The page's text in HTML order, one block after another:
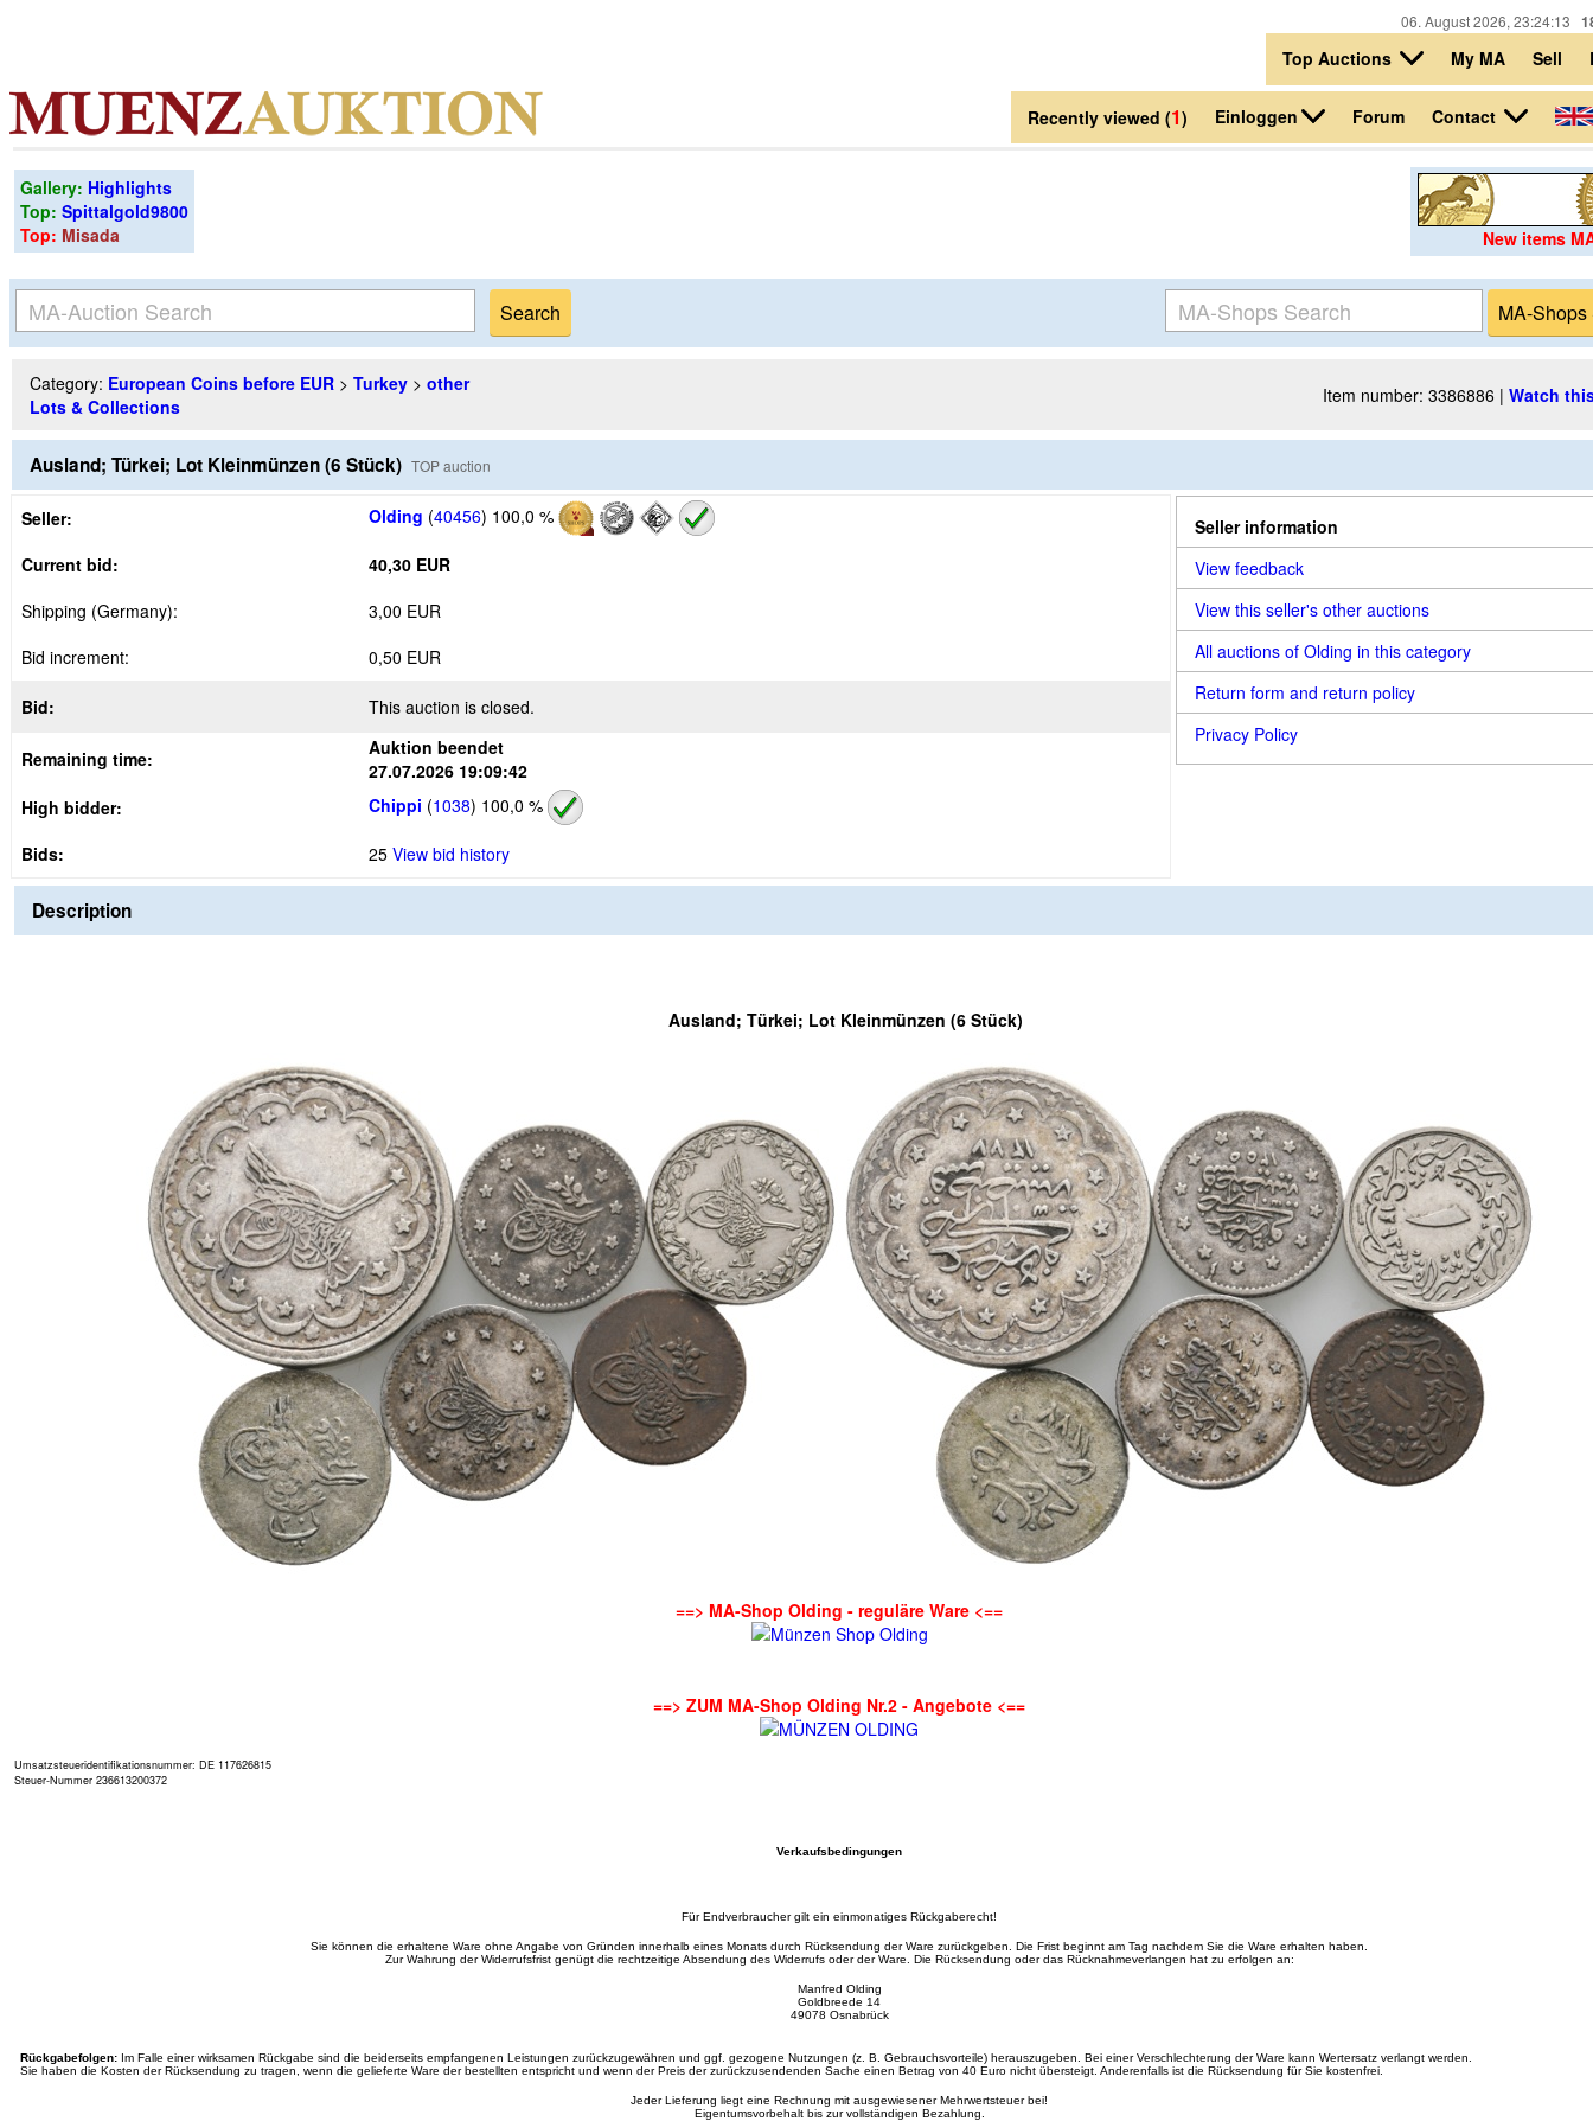
06. August 2026, 23:24:13
Top Auctions My MA Sell
Recently viewed (1) Einloggen Forum Contact
Gallery: Highlights
Top: Spittalgold9800
Top: Misada New items
Category: European Coins before EUR > Turkey > other
Lots & Collections
Item number: 3386886 | Watch
Ausland; Türkei; Lot Kleinmünzen (6 Stück) TOP auction
Seller: Olding (40456) 100,0 %
Current bid:
40,30 EUR
Shipping (Germany):
3,00 EUR
Bid increment:
0,50 EUR
Bid: This auction is closed.
Remaining time:
Auktion beendet
27.07.2026 19:09:42
High bidder:
Chippi (1038) 100,0 %
Bids: 25 View bid history
Seller information
View feedback
View this seller's other auctions
All auctions of Olding in this category
Return form and return policy
Privacy Policy
Description
Ausland; Türkei; Lot Kleinmünzen (6 Stück)
==> MA-Shop Olding - reguläre Ware <==
==> ZUM MA-Shop Olding Nr.2 - Angebote <==
Umsatzsteueridentifikationsnummer: DE 117626815
Steuer-Nummer 236613200372
Verkaufsbedingungen
Für Endverbraucher gilt ein einmonatiges Rückgaberecht!
Sie können die erhaltene Ware ohne Angabe von Gründen innerhalb eines Monats durch Rücksendung der Ware zurückgeben. Die Frist beginnt am Tag nachdem Sie die Ware erhalten haben.
Zur Wahrung der Widerrufsfrist genügt die rechtzeitige Absendung des Widerrufs oder der Ware. Die Rücksendung oder das Rücknahmeverlangen hat zu erfolgen an:
Manfred Olding
Goldbreede 14
49078 Osnabrück
Rückgabefolgen: Im Falle einer wirksamen Rückgabe sind die beiderseits empfangenen Leistungen zurückzugewähren und ggf. gezogene Nutzungen (z. B. Gebrauchsvorteile) herauszugeben. Bei einer Verschlechterung der Ware kann Wertersatz verlangt werden.
Sie haben die Kosten der Rücksendung zu tragen, wenn die gelieferte Ware der bestellten entspricht und wenn der Preis der zurückzusendenden Sache einen Betrag von 40 Euro nicht übersteigt. Anderenfalls ist die Rücksendung für Sie kostenfrei.
Jeder Lieferung liegt eine Rechnung mit ausgewiesener Mehrwertsteuer bei!
Eigentumsvorbehalt bis zur vollständigen Bezahlung.